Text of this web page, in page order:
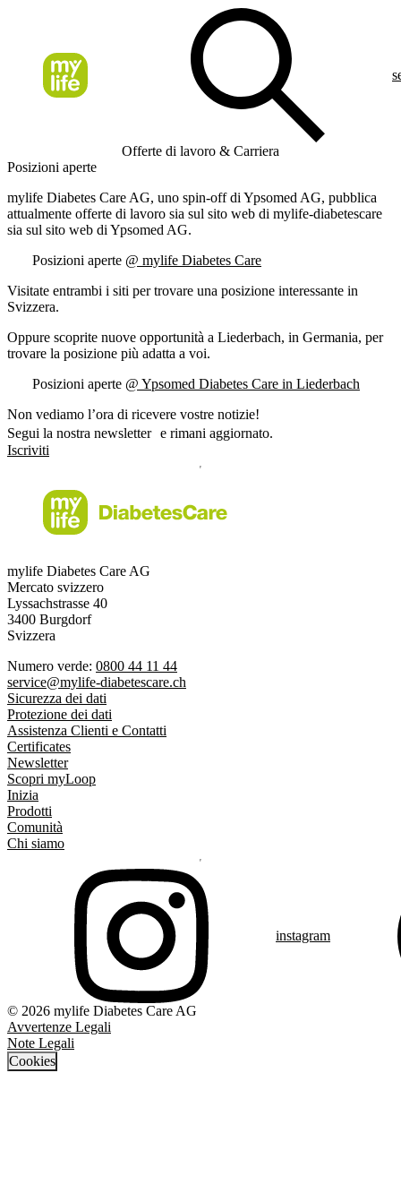
Offerte di lavoro & Carriera
Posizioni aperte
mylife Diabetes Care AG, uno spin-off di Ypsomed AG, pubblica
attualmente offerte di lavoro sia sul sito web di mylife-diabetescare
sia sul sito web di Ypsomed AG.
Posizioni aperte @ mylife Diabetes Care
Visitate entrambi i siti per trovare una posizione interessante in
Svizzera.
Oppure scoprite nuove opportunità a Liederbach, in Germania, per
trovare la posizione più adatta a voi.
Posizioni aperte @ Ypsomed Diabetes Care in Liederbach
Non vediamo l’ora di ricevere vostre notizie!
Segui la nostra newsletter e rimani aggiornato.
Iscriviti
mylife Diabetes Care AG
Mercato svizzero
Lyssachstrasse 40
3400 Burgdorf
Svizzera
Numero verde: 0800 44 11 44
service@mylife-diabetescare.ch
Sicurezza dei dati
Protezione dei dati
Assistenza Clienti e Contatti
Certificates
Newsletter
Scopri myLoop
Inizia
Prodotti
Comunità
Chi siamo
instagram
© 2026 mylife Diabetes Care AG
Avvertenze Legali
Note Legali
Cookies